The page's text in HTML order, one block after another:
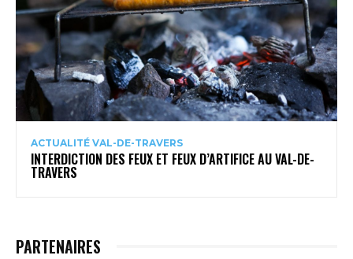
ACTUALITÉ VAL-DE-TRAVERS
INTERDICTION DES FEUX ET FEUX D’ARTIFICE AU VAL-DE-
TRAVERS
PARTENAIRES